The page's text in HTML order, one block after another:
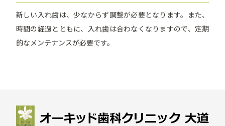
新しい入れ歯は、少なからず調整が必要となります。また、
時間の経過とともに、入れ歯は合わなくなりますので、定期
的なメンテナンスが必要です。